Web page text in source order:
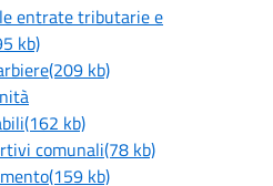
entrate tributarie e
kb)
kb)
kb)
comunali(78 kb)
kb)